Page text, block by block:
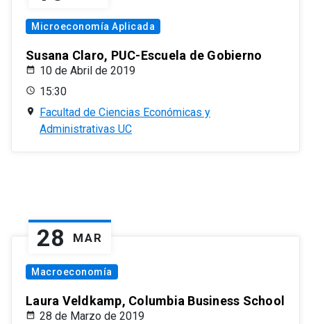
Microeconomía Aplicada
Susana Claro, PUC-Escuela de Gobierno
10 de Abril de 2019
15:30
Facultad de Ciencias Económicas y
Administrativas UC
28 MAR
Macroeconomía
Laura Veldkamp, Columbia Business School
28 de Marzo de 2019